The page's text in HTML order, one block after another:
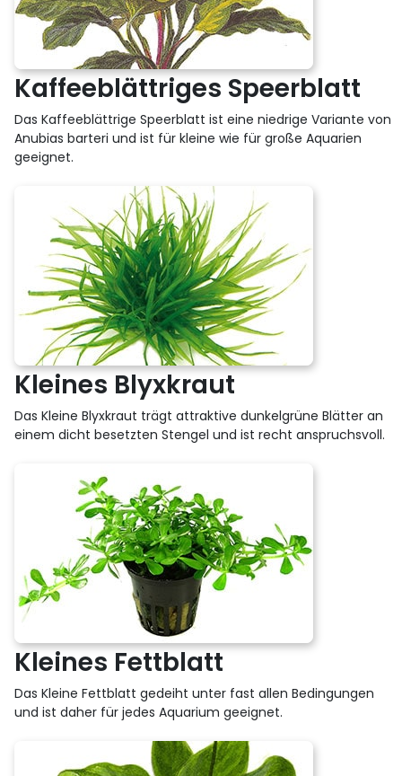
Kaffeeblättriges Speerblatt
Das Kaffeeblättrige Speerblatt ist eine niedrige Variante von
Anubias barteri und ist für kleine wie für große Aquarien
geeignet.
Kleines Blyxkraut
Das Kleine Blyxkraut trägt attraktive dunkelgrüne Blätter an
einem dicht besetzten Stengel und ist recht anspruchsvoll.
Kleines Fettblatt
Das Kleine Fettblatt gedeiht unter fast allen Bedingungen
und ist daher für jedes Aquarium geeignet.